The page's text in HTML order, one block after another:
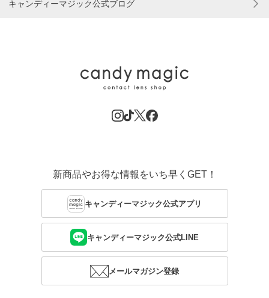
キャンディーマジック公式ブログ
新商品やお得な情報をいち早くGET！
キャンディーマジック公式アプリ
キャンディーマジック公式LINE
メールマガジン登録